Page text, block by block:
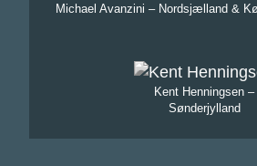
Michael Avanzini – Nordsjælland &
Kent Henningsen –
Sønderjylland